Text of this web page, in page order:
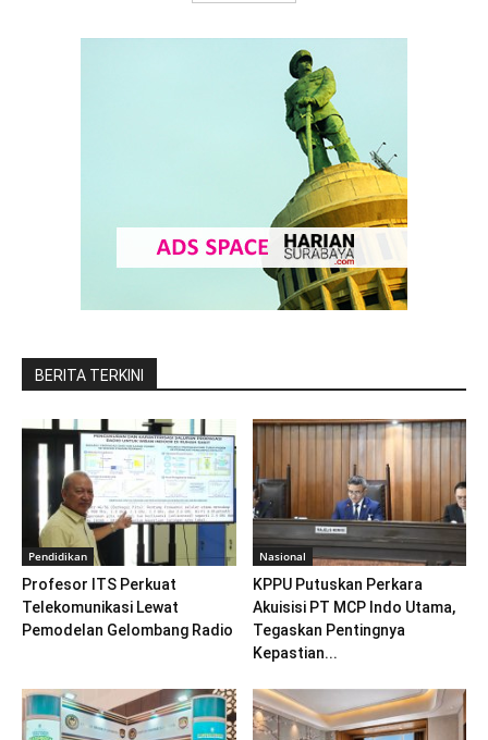
BERITA TERKINI
Pendidikan
Profesor ITS Perkuat
Telekomunikasi Lewat
Pemodelan Gelombang Radio
Nasional
KPPU Putuskan Perkara
Akuisisi PT MCP Indo Utama,
Tegaskan Pentingnya
Kepastian...